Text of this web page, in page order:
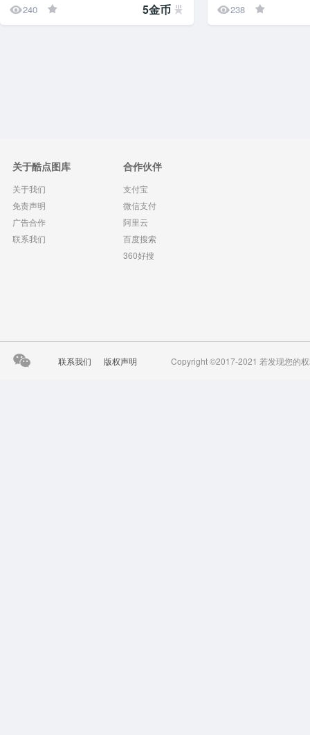
240 5金币 238
关于酷点图库
关于我们
免责声明
广告合作
联系我们
合作伙伴
支付宝
微信支付
阿里云
百度搜索
360好搜
联系我们 版权声明 Copyright ©2017-2021 若发现您的